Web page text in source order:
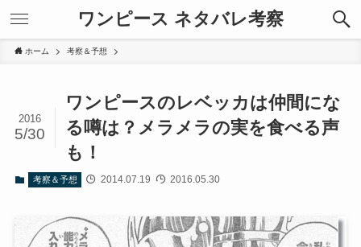
ワンピース ネタバレ考察
ホーム 考察＆予想
ワンピースのレベッカは仲間にな
る噂は？メラメラの実を食べる声
も！
2016
5/30
考察＆予想 2014.07.19 2016.05.30